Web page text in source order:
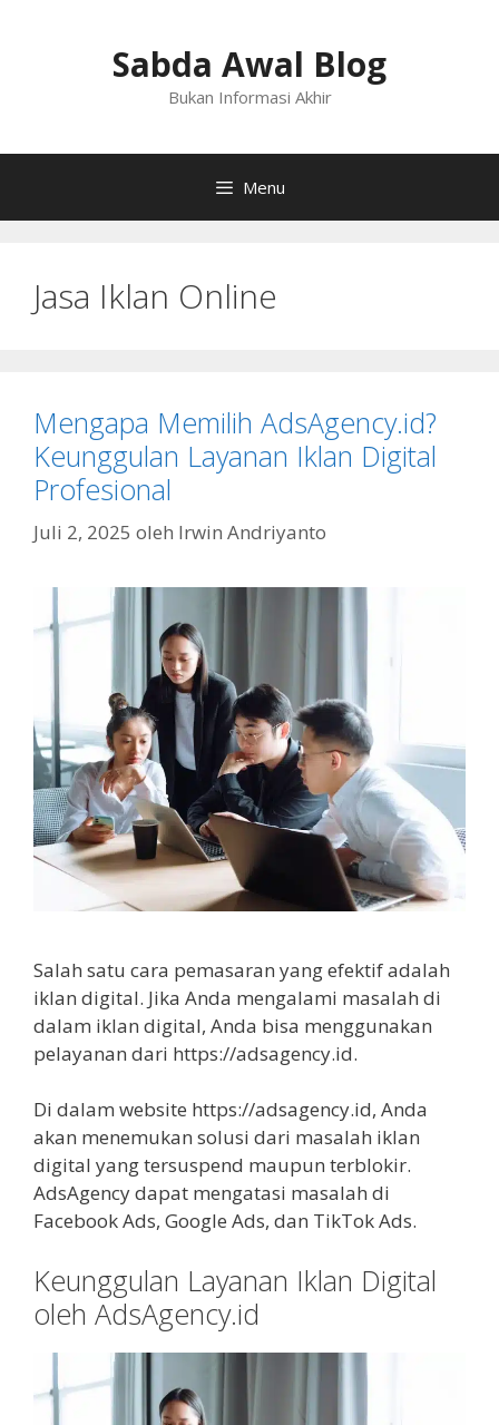
Sabda Awal Blog
Bukan Informasi Akhir
Menu
Jasa Iklan Online
Mengapa Memilih AdsAgency.id?
Keunggulan Layanan Iklan Digital
Profesional
Juli 2, 2025 oleh Irwin Andriyanto
Salah satu cara pemasaran yang efektif adalah
iklan digital. Jika Anda mengalami masalah di
dalam iklan digital, Anda bisa menggunakan
pelayanan dari https://adsagency.id.
Di dalam website https://adsagency.id, Anda
akan menemukan solusi dari masalah iklan
digital yang tersuspend maupun terblokir.
AdsAgency dapat mengatasi masalah di
Facebook Ads, Google Ads, dan TikTok Ads.
Keunggulan Layanan Iklan Digital
oleh AdsAgency.id